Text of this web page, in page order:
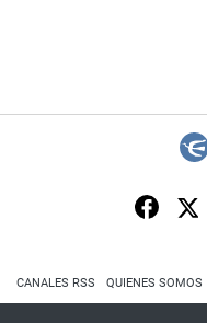
CANALES RSS QUIENES SOMOS